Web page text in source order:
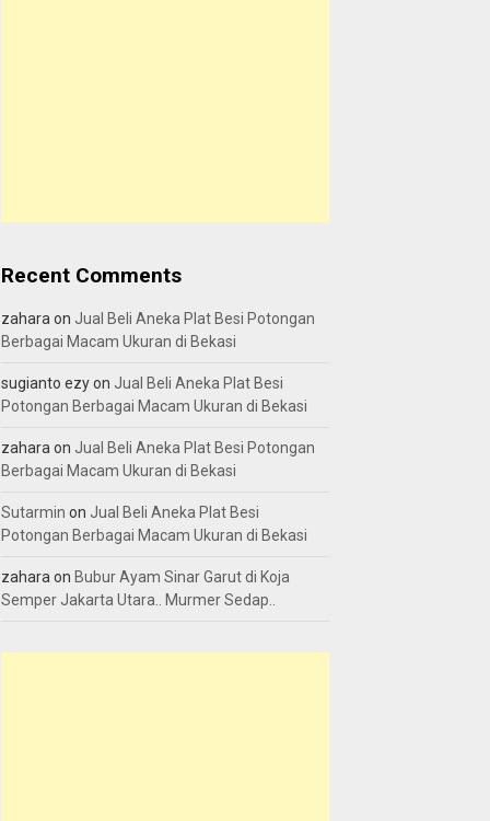
Recent Comments
zahara on Jual Beli Aneka Plat Besi Potongan
Berbagai Macam Ukuran di Bekasi
sugianto ezyon Jual Beli Aneka Plat Besi
Potongan Berbagai Macam Ukuran di Bekasi
zahara on Jual Beli Aneka Plat Besi Potongan
Berbagai Macam Ukuran di Bekasi
Sutarmin on Jual Beli Aneka Plat Besi
Potongan Berbagai Macam Ukuran di Bekasi
zahara on Bubur Ayam Sinar Garut di Koja
Semper Jakarta Utara.. Murmer Sedap..